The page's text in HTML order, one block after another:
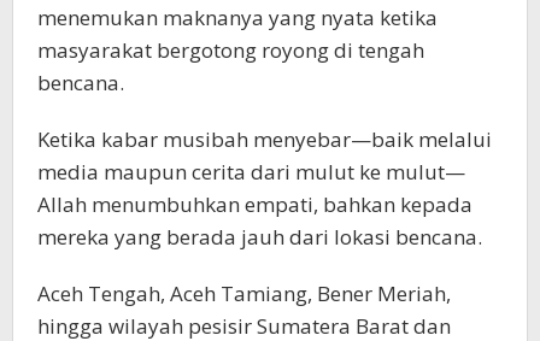
menemukan maknanya yang nyata ketika
masyarakat bergotong royong di tengah
bencana.
Ketika kabar musibah menyebar—baik melalui
media maupun cerita dari mulut ke mulut—
Allah menumbuhkan empati, bahkan kepada
mereka yang berada jauh dari lokasi bencana.
Aceh Tengah, Aceh Tamiang, Bener Meriah,
hingga wilayah pesisir Sumatera Barat dan